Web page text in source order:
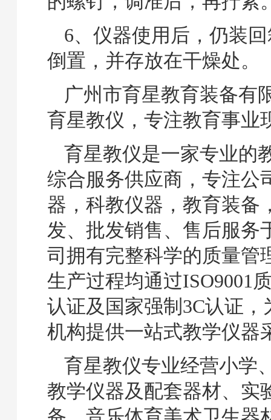
6、仪器使用后，仍装
倒置，并存放在干燥处。
广州市育星教育装备有
育星教仪，专注教育事业
育星教仪是一家专业的
综合服务供应商，专注公
器，科教仪器，教育装备
发、批发销售、售后服务
司拥有完整科学的质量管
生产过程均通过ISO9001
认证及国家强制3C认证，
机构提供一站式教学仪器
育星教仪专业经营小学
教学仪器及配套器材、实